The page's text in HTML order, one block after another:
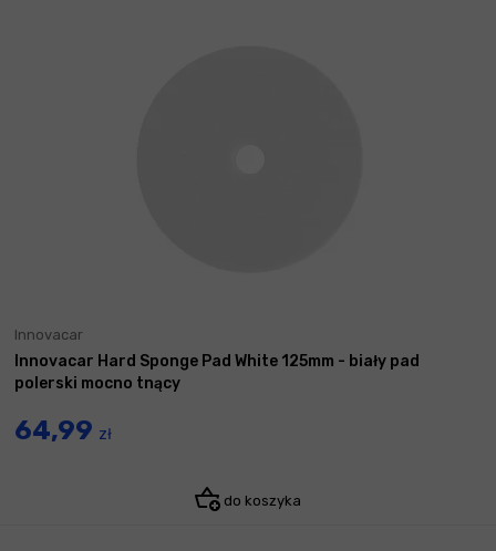
Innovacar
Innovacar Hard Sponge Pad White 125mm - biały pad
polerski mocno tnący
64,99 zł
do koszyka